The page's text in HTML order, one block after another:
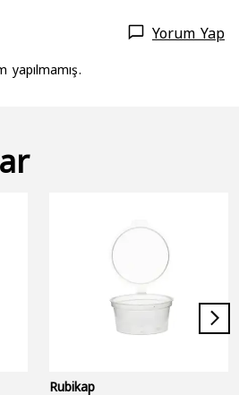
Yorum Yap
Rubikap